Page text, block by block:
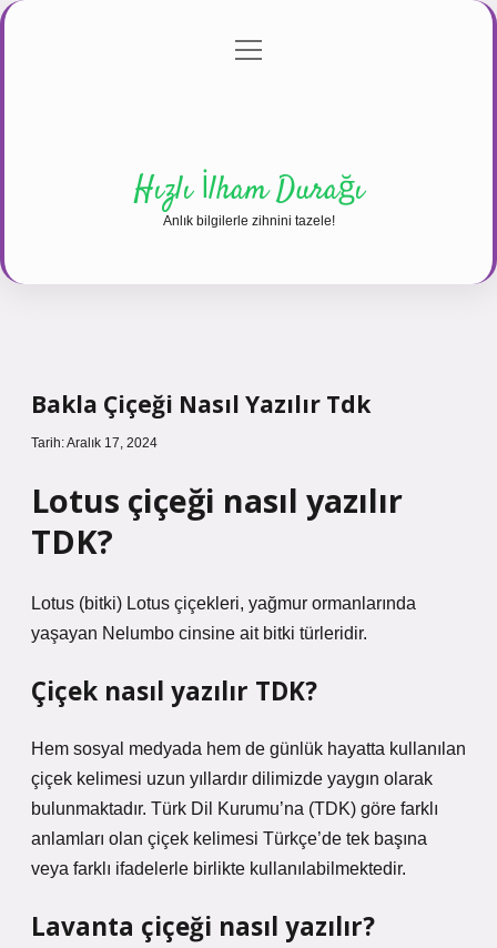
Gizlilik Politikası
menüyü
Hızlı İlham Durağı
Anlık bilgilerle zihnini tazele!
Bakla Çiçeği Nasıl Yazılır Tdk
Tarih: Aralık 17, 2024
Lotus çiçeği nasıl yazılır
TDK?
Lotus (bitki) Lotus çiçekleri, yağmur ormanlarında
yaşayan Nelumbo cinsine ait bitki türleridir.
Çiçek nasıl yazılır TDK?
Hem sosyal medyada hem de günlük hayatta kullanılan
çiçek kelimesi uzun yıllardır dilimizde yaygın olarak
bulunmaktadır. Türk Dil Kurumu’na (TDK) göre farklı
anlamları olan çiçek kelimesi Türkçe’de tek başına
veya farklı ifadelerle birlikte kullanılabilmektedir.
Lavanta çiçeği nasıl yazılır?